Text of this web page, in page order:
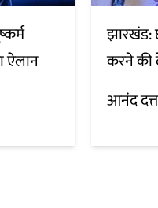
ऐलान
झारखंड:
करने की
आनंद